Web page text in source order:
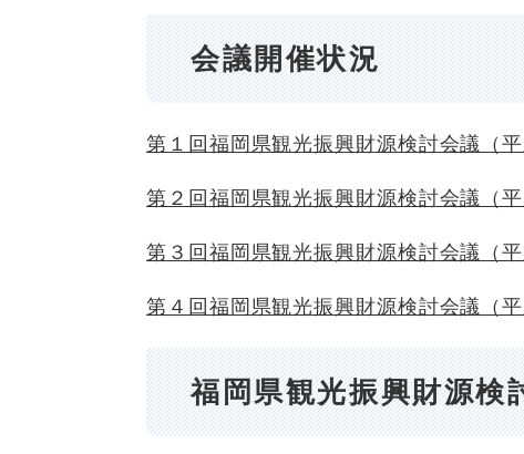
会議開催状況
第１回福岡県観光振興財源検討会議（
第２回福岡県観光振興財源検討会議（
第３回福岡県観光振興財源検討会議（
第４回福岡県観光振興財源検討会議（
福岡県観光振興財源